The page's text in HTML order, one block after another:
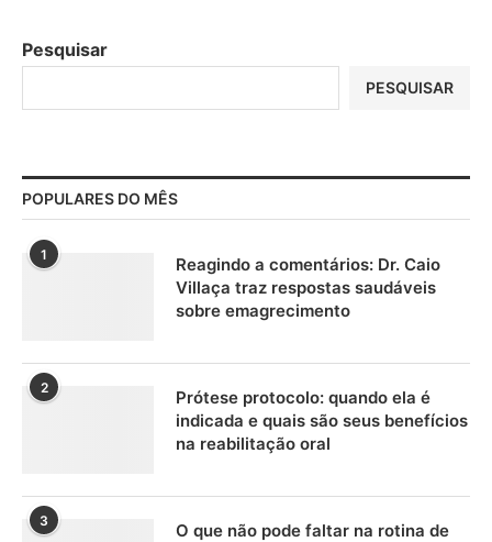
Pesquisar
PESQUISAR
POPULARES DO MÊS
1
Reagindo a comentários: Dr. Caio
Villaça traz respostas saudáveis
sobre emagrecimento
2
Prótese protocolo: quando ela é
indicada e quais são seus benefícios
na reabilitação oral
3
O que não pode faltar na rotina de